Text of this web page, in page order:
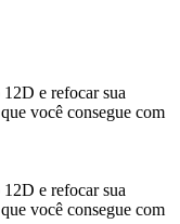
e refocar sua
você consegue com
e refocar sua
você consegue com